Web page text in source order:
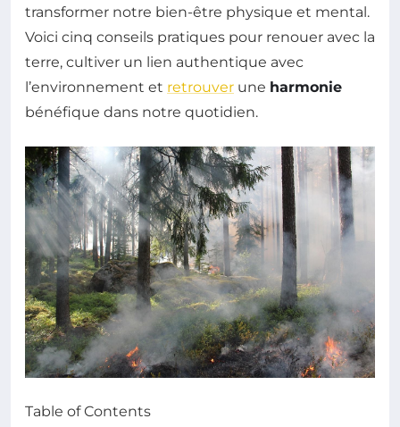
transformer notre bien-être physique et mental.
Voici cinq conseils pratiques pour renouer avec la
terre, cultiver un lien authentique avec
l’environnement et retrouver une harmonie
bénéfique dans notre quotidien.
Table of Contents